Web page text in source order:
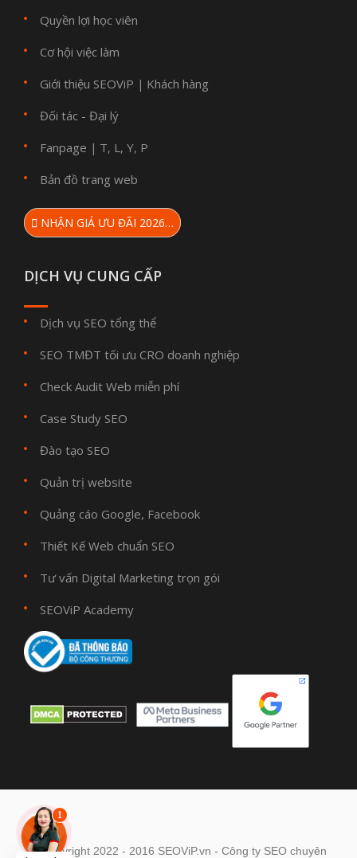
Quyền lợi học viên
Cơ hội việc làm
Giới thiệu SEOViP | Khách hàng
Đối tác - Đại lý
Fanpage | T, L, Y, P
Bản đồ trang web
NHẬN GIÁ ƯU ĐÃI 2026…
DỊCH VỤ CUNG CẤP
Dịch vụ SEO tổng thể
SEO TMĐT tối ưu CRO doanh nghiệp
Check Audit Web miễn phí
Case Study SEO
Đào tạo SEO
Quản trị website
Quảng cáo Google, Facebook
Thiết Kế Web chuẩn SEO
Tư vấn Digital Marketing trọn gói
SEOViP Academy
© Copyright 2022 - 2016 SEOViP.vn - Công ty SEO chuyên